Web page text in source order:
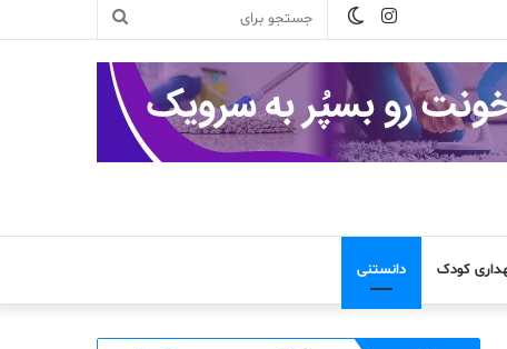
جستجو
برای
تغییر
پوسته
اینستاگرام
کودک دانستنی